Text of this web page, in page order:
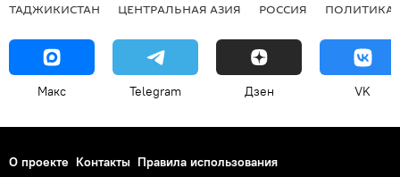
ТАДЖИКИСТАН ЦЕНТРАЛЬНАЯ АЗИЯ РОССИЯ ПОЛИТИКА
Макс Telegram Дзен VK
О проекте Контакты Правила использования